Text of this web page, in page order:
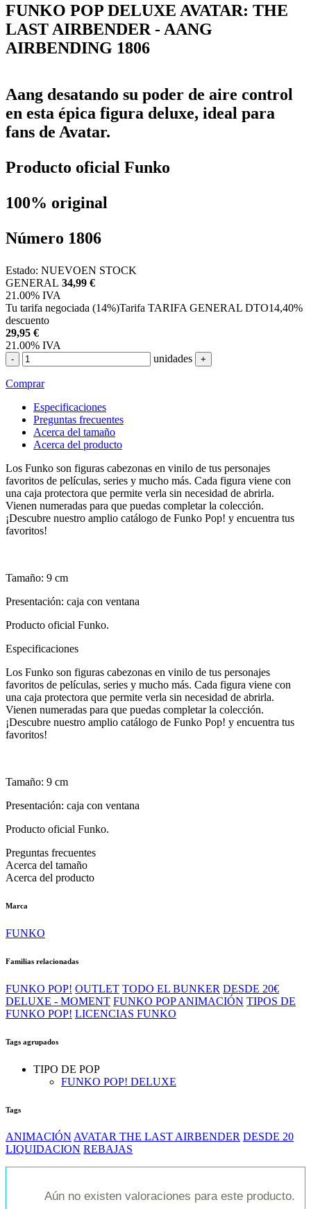
FUNKO POP DELUXE AVATAR: THE
LAST AIRBENDER - AANG
AIRBENDING 1806
Aang desatando su poder de aire control
en esta épica figura deluxe, ideal para
fans de Avatar.
Producto oficial Funko
100% original
Número 1806
Estado: NUEVOEN STOCK
GENERAL 34,99 €
21.00% IVA
Tu tarifa negociada (14%)Tarifa TARIFA GENERAL DTO14,40%
descuento
29,95 €
21.00% IVA
- unidades +
Comprar
Especificaciones
Preguntas frecuentes
Acerca del tamaño
Acerca del producto
Los Funko son figuras cabezonas en vinilo de tus personajes
favoritos de películas, series y mucho más. Cada figura viene con
una caja protectora que permite verla sin necesidad de abrirla.
Vienen numeradas para que puedas completar la colección.
¡Descubre nuestro amplio catálogo de Funko Pop! y encuentra tus
favoritos!
Tamaño: 9 cm
Presentación: caja con ventana
Producto oficial Funko.
Especificaciones
Los Funko son figuras cabezonas en vinilo de tus personajes
favoritos de películas, series y mucho más. Cada figura viene con
una caja protectora que permite verla sin necesidad de abrirla.
Vienen numeradas para que puedas completar la colección.
¡Descubre nuestro amplio catálogo de Funko Pop! y encuentra tus
favoritos!
Tamaño: 9 cm
Presentación: caja con ventana
Producto oficial Funko.
Preguntas frecuentes
Acerca del tamaño
Acerca del producto
Marca
FUNKO
Familias relacionadas
FUNKO POP! OUTLET TODO EL BUNKER DESDE 20€
DELUXE - MOMENT FUNKO POP ANIMACIÓN TIPOS DE
FUNKO POP! LICENCIAS FUNKO
Tags agrupados
TIPO DE POP
FUNKO POP! DELUXE
Tags
ANIMACIÓN AVATAR THE LAST AIRBENDER DESDE 20
LIQUIDACION REBAJAS
Aún no existen valoraciones para este producto.